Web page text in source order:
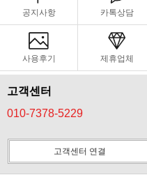
공지사항 카톡상담
사용후기 제휴업체
고객센터
010-7378-5229
고객센터 연결